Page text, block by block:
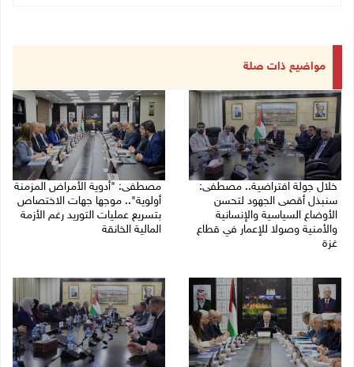
مواضيع ذات صلة
خلال جولة افتراضية.. مصطفى:
سنبذل أقصى الجهود لتحسن
الأوضاع السياسية والإنسانية
والأمنية وصولا للإعمار في قطاع
غزة
مصطفى: "أدوية الأمراض المزمنة
أولوية".. موجها جهات الاختصاص
بتسريع عمليات التوريد رغم الأزمة
المالية الخانقة